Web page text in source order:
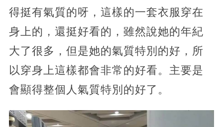
得挺有氣質的呀，這樣的一套衣服穿在
身上的，還挺好看的，雖然說她的年紀
大了很多，但是她的氣質特別的好，所
以穿身上這樣都會非常的好看。主要是
會顯得整個人氣質特別的好了。